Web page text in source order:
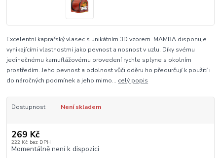
Excelentní kaprařský vlasec s unikátním 3D vzorem. MAMBA disponuje
vynikajícími vlastnostmi jako pevnost a nosnost v uzlu. Díky svému
jedinečnému kamuflážovému provedení rychle splyne s okolním
prostředím. Jeho pevnost a odolnost vůči oděru ho předurčují k použití i
do náročných podmínek a jeho mimo... celý popis
Dostupnost Není skladem
269 Kč
222 Kč bez DPH
Momentálně není k dispozici